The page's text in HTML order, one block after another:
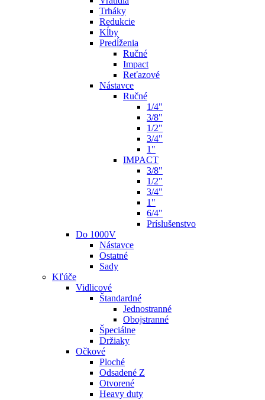
Trháky
Redukcie
Kĺby
Predĺženia
Ručné
Impact
Reťazové
Nástavce
Ručné
1/4"
3/8"
1/2"
3/4"
1"
IMPACT
3/8"
1/2"
3/4"
1"
6/4"
Príslušenstvo
Do 1000V
Nástavce
Ostatné
Sady
Kľúče
Vidlicové
Štandardné
Jednostranné
Obojstranné
Špeciálne
Držiaky
Očkové
Ploché
Odsadené Z
Otvorené
Heavy duty